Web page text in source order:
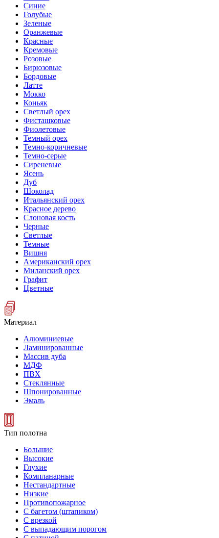
Синие
Голубые
Зеленые
Оранжевые
Красные
Кремовые
Розовые
Бирюзовые
Бордовые
Латте
Мокко
Коньяк
Светлый орех
Фисташковые
Фиолетовые
Темный орех
Темно-коричневые
Темно-серые
Сиреневые
Ясень
Дуб
Шоколад
Итальянский орех
Красное дерево
Слоновая кость
Черные
Светлые
Темные
Вишня
Американский орех
Миланский орех
Графит
Цветные
Материал
Алюминиевые
Ламинированные
Массив дуба
МДФ
ПВХ
Стеклянные
Шпонированные
Эмаль
Тип полотна
Большие
Высокие
Глухие
Компланарные
Нестандартные
Низкие
Противопожарное
С багетом (штапиком)
С врезкой
С выпадающим порогом